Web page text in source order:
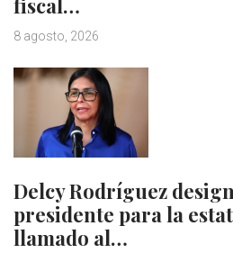
fiscal…
8 agosto, 2026
Delcy Rodríguez
presidente para la
llamado al…